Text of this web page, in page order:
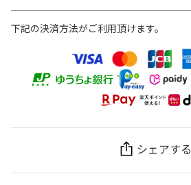
下記の決済方法がご利用頂けます。
シェアする